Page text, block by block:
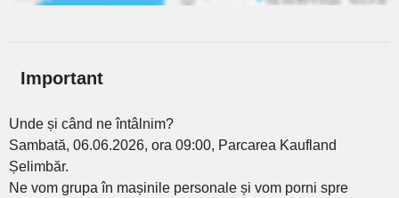
Important
Unde și când ne întâlnim?
Sambată, 06.06.2026, ora 09:00, Parcarea Kaufland
Șelimbăr.
Ne vom grupa în mașinile personale și vom porni spre